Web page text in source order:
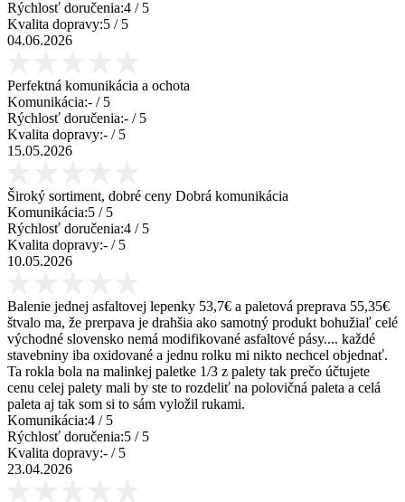
Rýchlosť doručenia:4 / 5
Kvalita dopravy:5 / 5
04.06.2026
Perfektná komunikácia a ochota
Komunikácia:- / 5
Rýchlosť doručenia:- / 5
Kvalita dopravy:- / 5
15.05.2026
Široký sortiment, dobré ceny Dobrá komunikácia
Komunikácia:5 / 5
Rýchlosť doručenia:4 / 5
Kvalita dopravy:- / 5
10.05.2026
Balenie jednej asfaltovej lepenky 53,7€ a paletová preprava 55,35€
štvalo ma, že prerpava je drahšia ako samotný produkt bohužiaľ celé
východné slovensko nemá modifikované asfaltové pásy.... každé
stavebniny iba oxidované a jednu rolku mi nikto nechcel objednať.
Ta rokla bola na malinkej paletke 1/3 z palety tak prečo účtujete
cenu celej palety mali by ste to rozdeliť na polovičná paleta a celá
paleta aj tak som si to sám vyložil rukami.
Komunikácia:4 / 5
Rýchlosť doručenia:5 / 5
Kvalita dopravy:- / 5
23.04.2026